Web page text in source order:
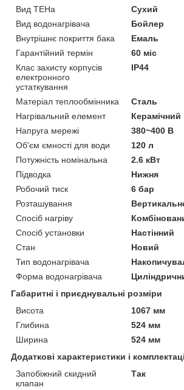
Вид ТЕНа
Сухий
Вид водонагрівача
Бойлер
Внутрішнє покриття бака
Емаль
Гарантійний термін
60 міс
Клас захисту корпусів
електронного
устаткування
IP44
Матеріал теплообмінника
Сталь
Нагрівальний елемент
Керамічний
Напруга мережі
380~400 В
Об'єм ємності для води
120 л
Потужність номінальна
2.6 кВт
Підводка
Нижня
Робочий тиск
6 бар
Розташування
Спосіб нагріву
Спосіб установки
Настінний
Стан
Новий
Тип водонагрівача
Форма водонагрівача
Габаритні і приєднувальні розміри
Висота
1067 мм
Глибина
524 мм
Ширина
524 мм
Додаткові характеристики і
Запобіжний скидний
клапан
Так